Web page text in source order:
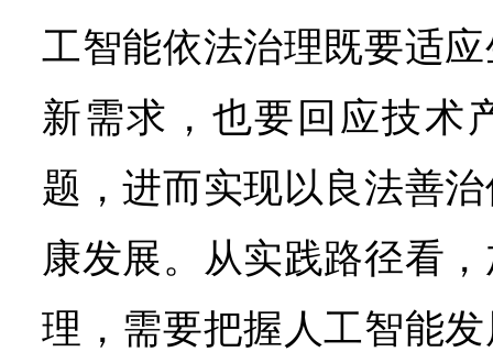
工智能依法治理既要适
新需求，也要回应技术
题，进而实现以良法善
康发展。从实践路径看
理，需要把握人工智能